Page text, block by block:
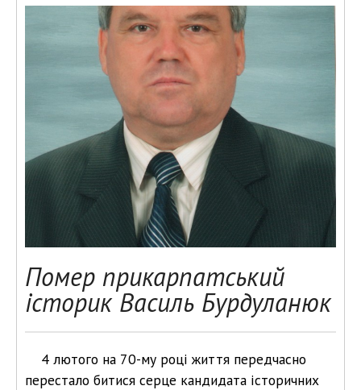
Помер прикарпатський
історик Василь Бурдуланюк
4 лютого на 70-му році життя передчасно
перестало битися серце кандидата історичних